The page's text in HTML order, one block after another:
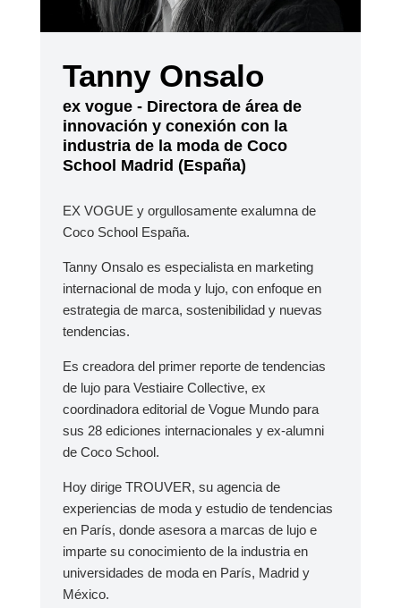
Tanny Onsalo
ex vogue - Directora de área de
innovación y conexión con la
industria de la moda de Coco
School Madrid (España)
EX VOGUE y orgullosamente exalumna de
Coco School España.
Tanny Onsalo es especialista en marketing
internacional de moda y lujo, con enfoque en
estrategia de marca, sostenibilidad y nuevas
tendencias.
Es creadora del primer reporte de tendencias
de lujo para Vestiaire Collective, ex
coordinadora editorial de Vogue Mundo para
sus 28 ediciones internacionales y ex-alumni
de Coco School.
Hoy dirige TROUVER, su agencia de
experiencias de moda y estudio de tendencias
en París, donde asesora a marcas de lujo e
imparte su conocimiento de la industria en
universidades de moda en París, Madrid y
México.